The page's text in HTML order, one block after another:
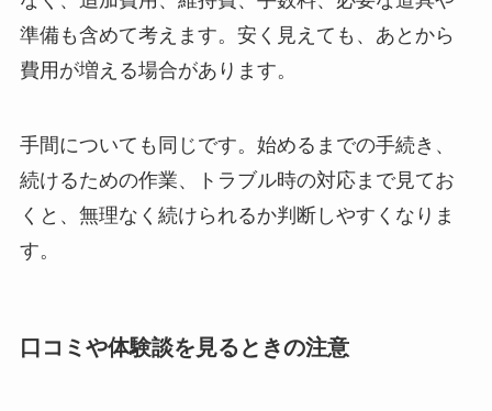
準備も含めて考えます。安く見えても、あとから
費用が増える場合があります。
手間についても同じです。始めるまでの手続き、
続けるための作業、トラブル時の対応まで見てお
くと、無理なく続けられるか判断しやすくなりま
す。
口コミや体験談を見るときの注意